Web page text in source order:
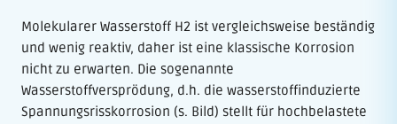
Molekularer Wasserstoff H2 ist vergleichsweise beständig
und wenig reaktiv, daher ist eine klassische Korrosion
nicht zu erwarten. Die sogenannte
Wasserstoffversprödung, d.h. die wasserstoffinduzierte
Spannungsrisskorrosion (s. Bild) stellt für hochbelastete